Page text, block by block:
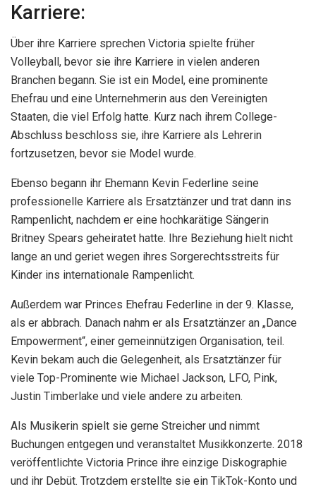
Karriere:
Über ihre Karriere sprechen Victoria spielte früher
Volleyball, bevor sie ihre Karriere in vielen anderen
Branchen begann. Sie ist ein Model, eine prominente
Ehefrau und eine Unternehmerin aus den Vereinigten
Staaten, die viel Erfolg hatte. Kurz nach ihrem College-
Abschluss beschloss sie, ihre Karriere als Lehrerin
fortzusetzen, bevor sie Model wurde.
Ebenso begann ihr Ehemann Kevin Federline seine
professionelle Karriere als Ersatztänzer und trat dann ins
Rampenlicht, nachdem er eine hochkarätige Sängerin
Britney Spears geheiratet hatte. Ihre Beziehung hielt nicht
lange an und geriet wegen ihres Sorgerechtsstreits für
Kinder ins internationale Rampenlicht.
Außerdem war Princes Ehefrau Federline in der 9. Klasse,
als er abbrach. Danach nahm er als Ersatztänzer an „Dance
Empowerment“, einer gemeinnützigen Organisation, teil.
Kevin bekam auch die Gelegenheit, als Ersatztänzer für
viele Top-Prominente wie Michael Jackson, LFO, Pink,
Justin Timberlake und viele andere zu arbeiten.
Als Musikerin spielt sie gerne Streicher und nimmt
Buchungen entgegen und veranstaltet Musikkonzerte. 2018
veröffentlichte Victoria Prince ihre einzige Diskographie
und ihr Debüt. Trotzdem erstellte sie ein TikTok-Konto und